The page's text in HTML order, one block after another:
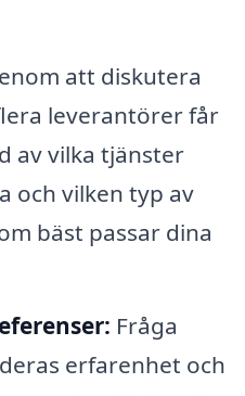
att diskutera
leverantörer får
av vilka tjänster
och vilken typ av
bäst passar dina
Fråga
erfarenhet och